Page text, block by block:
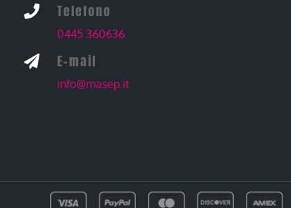
 Telefono
0445 360636
 E-mail
info@masep.it